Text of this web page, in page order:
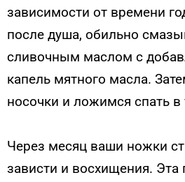
зависимости от времени
после душа, обильно
сливочным маслом с
капель мятного масла.
носочки и ложимся спать в
Через месяц ваши ножки
зависти и восхищения. Эта